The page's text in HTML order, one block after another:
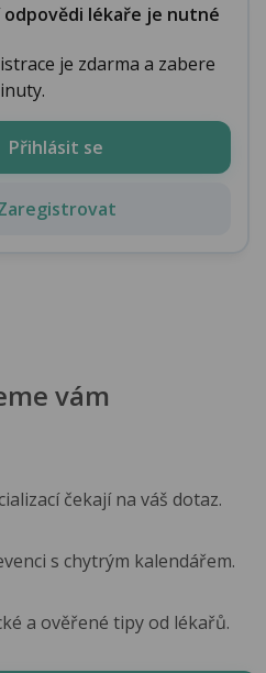
odpovědi lékaře je nutné
je zdarma a zabere
Přihlásit se
vám
čekají na váš dotaz.
s chytrým kalendářem.
a ověřené tipy od lékařů.